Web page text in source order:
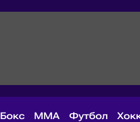
Бокс MMA Футбол